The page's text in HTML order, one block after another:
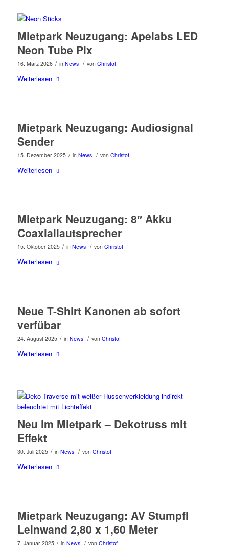
Mietpark Neuzugang: Apelabs LED
Neon Tube Pix
16. März 2026 / in News / von Christof
Weiterlesen
Mietpark Neuzugang: Audiosignal
Sender
15. Dezember 2025 / in News / von Christof
Weiterlesen
Mietpark Neuzugang: 8″ Akku
Coaxiallautsprecher
15. Oktober 2025 / in News / von Christof
Weiterlesen
Neue T-Shirt Kanonen ab sofort
verfübar
24. August 2025 / in News / von Christof
Weiterlesen
Neu im Mietpark – Dekotruss mit
Effekt
30. Juli 2025 / in News / von Christof
Weiterlesen
Mietpark Neuzugang: AV Stumpfl
Leinwand 2,80 x 1,60 Meter
7. Januar 2025 / in News / von Christof